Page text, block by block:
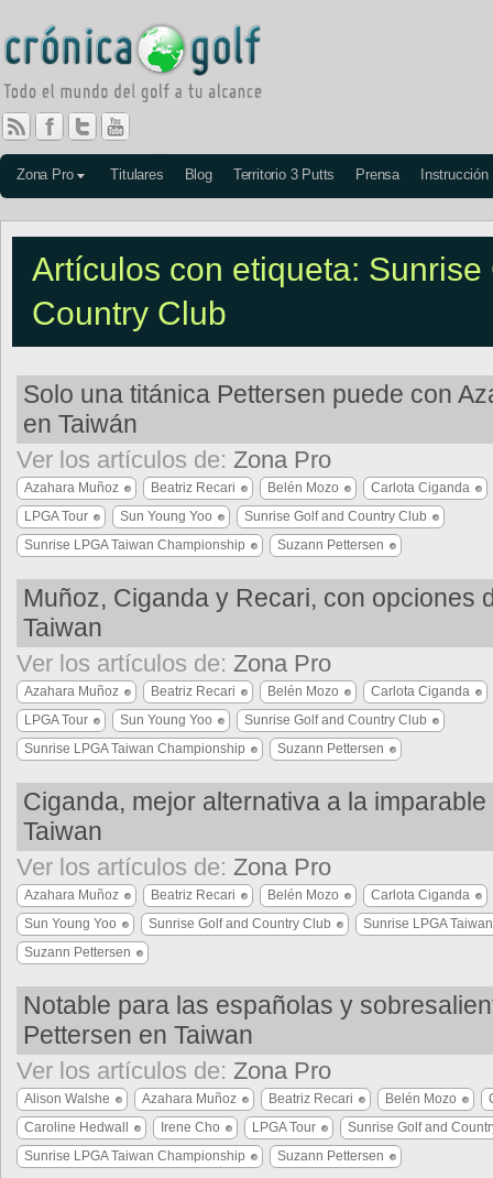
Zona Pro Titulares Blog Territorio 3 Putts Prensa Instrucción
Artículos con etiqueta: Sunrise
Country Club
Solo una titánica Pettersen puede con
en Taiwán
Ver los artículos de: Zona Pro
Azahara Muñoz Beatriz Recari Belén Mozo
Carlota Ciganda
LPGA Tour
Sun Young Yoo
Sunrise Golf and Country Club
Sunrise LPGA Taiwan Championship
Suzann Pettersen
Muñoz, Ciganda y Recari, con opciones
Taiwan
Ver los artículos de: Zona Pro
Azahara Muñoz Beatriz Recari Belén Mozo
Carlota Ciganda
LPGA Tour
Sun Young Yoo
Sunrise Golf and Country Club
Sunrise LPGA Taiwan Championship
Suzann Pettersen
Ciganda, mejor alternativa a la
Taiwan
Ver los artículos de: Zona Pro
Azahara Muñoz Beatriz Recari Belén Mozo
Carlota Ciganda
Sun Young Yoo
Sunrise Golf and Country Club
Sunrise LPGA
Suzann Pettersen
Notable para las españolas y
Pettersen en Taiwan
Ver los artículos de: Zona Pro
Alison Walshe Azahara Muñoz Beatriz Recari Belén Mozo
Caroline Hedwall
Irene Cho LPGA Tour
Sunrise Golf and
Sunrise LPGA Taiwan Championship
Suzann Pettersen